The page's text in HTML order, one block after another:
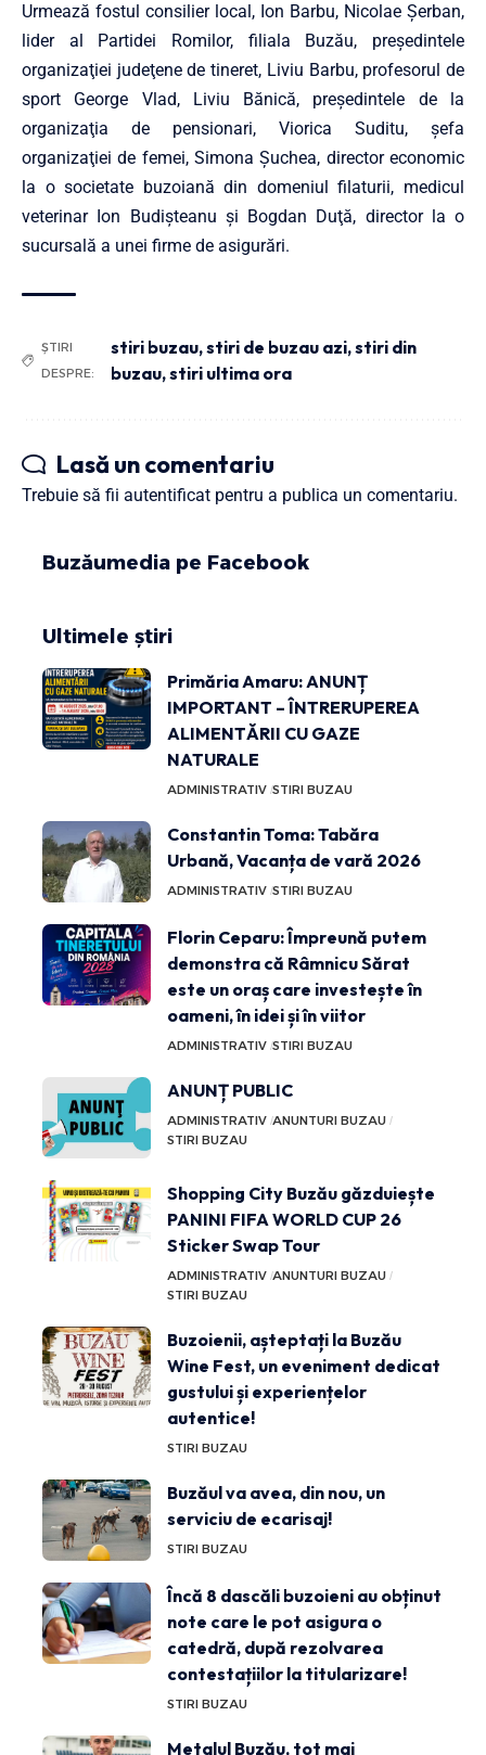
Urmează fostul consilier local, Ion Barbu, Nicolae Şerban,
lider al Partidei Romilor, filiala Buzău, preşedintele
organizaţiei judeţene de tineret, Liviu Barbu, profesorul de
sport George Vlad, Liviu Bănică, preşedintele de la
organizaţia de pensionari, Viorica Suditu, şefa
organizaţiei de femei, Simona Şuchea, director economic
la o societate buzoiană din domeniul filaturii, medicul
veterinar Ion Budişteanu și Bogdan Duţă, director la o
sucursală a unei firme de asigurări.
ȘTIRI
DESPRE:
stiri buzau,stiri de buzau azi,stiri din
buzau,stiri ultima ora
Lasă un comentariu
Trebuie să fii autentificat pentru a publica un comentariu.
Buzăumedia pe Facebook
Ultimele știri
Primăria Amaru: ANUNȚ
IMPORTANT – ÎNTRERUPEREA
ALIMENTĂRII CU GAZE
NATURALE
ADMINISTRATIV STIRI BUZAU
Constantin Toma: Tabăra
Urbană, Vacanța de vară 2026
ADMINISTRATIV STIRI BUZAU
Florin Ceparu: Împreună putem
demonstra că Râmnicu Sărat
este un oraș care investește în
oameni, în idei și în viitor
ADMINISTRATIV STIRI BUZAU
ANUNȚ PUBLIC
ADMINISTRATIV ANUNTURI BUZAU
STIRI BUZAU
Shopping City Buzău găzduiește
PANINI FIFA WORLD CUP 26
Sticker Swap Tour
ADMINISTRATIV ANUNTURI BUZAU
STIRI BUZAU
Buzoienii, așteptați la Buzău
Wine Fest, un eveniment dedicat
gustului și experiențelor
autentice!
STIRI BUZAU
Buzăul va avea, din nou, un
serviciu de ecarisaj!
STIRI BUZAU
Încă 8 dascăli buzoieni au obținut
note care le pot asigura o
catedră, după rezolvarea
contestațiilor la titularizare!
STIRI BUZAU
Metalul Buzău, tot mai